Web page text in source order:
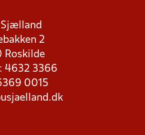
Sjælland
2
Roskilde
4632 3366
0015